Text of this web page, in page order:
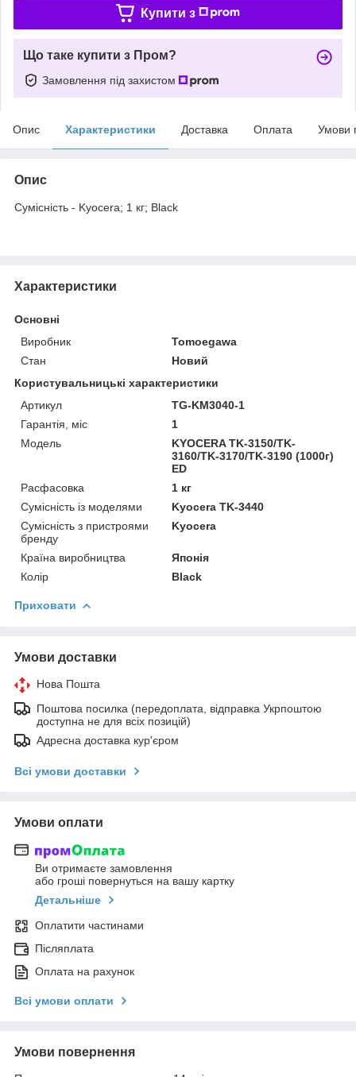
Купити з
Що таке купити з Пром?
Замовлення під захистом
Опис Характеристики Доставка Оплата Умови
Опис
Сумісність - Kyocera; 1 кг; Black
Характеристики
Основні
Виробник
Tomoegawa
Стан
Новий
Користувальницькі характеристики
Артикул
TG-KM3040-1
Гарантія, міс
1
Мoдель
KYOCERA TK-3150/TK-
3160/TK-3170/TK-3190 (1000г)
ED
Расфасовка
1 кг
Сумісність із моделями
Kyocera TK-3440
Сумісність з пристроями
бренду
Kyocera
Країна виробництва
Японія
Колір
Black
Приховати
Умови доставки
Нова Пошта
Поштова посилка (передоплата, відправка Укрпоштою
доступна не для всіх позицій)
Адресна доставка кур'єром
Всі умови доставки
Умови оплати
Ви отримаєте замовлення
або гроші повернуться на вашу картку
Детальніше
Оплатити частинами
Післяплата
Оплата на рахунок
Всі умови оплати
Умови повернення